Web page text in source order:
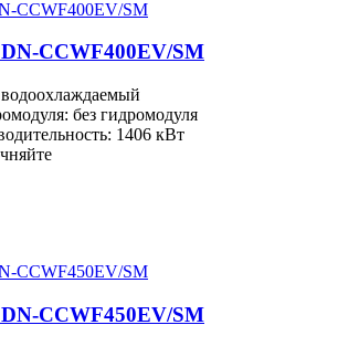
CCWF400EV/SM
без гидромодуля
1406 кВт
CCWF450EV/SM